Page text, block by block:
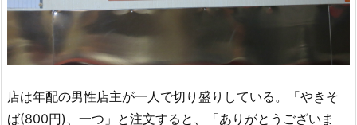
店は年配の男性店主が一人で切り盛りしている。「やきそ
ば(800円)、一つ」と注文すると、「ありがとうございま